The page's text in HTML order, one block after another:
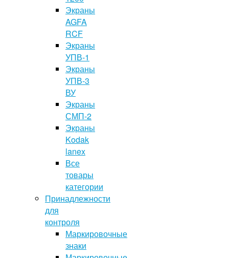
Экраны
AGFA
RCF
Экраны
УПВ-1
Экраны
УПВ-3
ВУ
Экраны
СМП-2
Экраны
Kodak
lanex
Все
товары
категории
Принадлежности
для
контроля
Маркировочные
знаки